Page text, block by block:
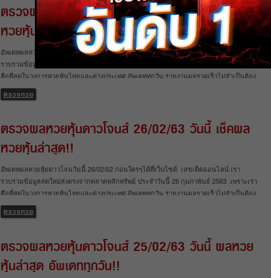
ตรวจผลหวยหุ้นดาวโจนส์ 27/02/63 วันนี้ เช็คผล
หวยหุ้นล่าสุด!!
อัพเดทผลหวยหุ้ยดาวโจนวันนี้ 27/02/62 ก่อนใครๆได้ที่เว็บไซต์ เลขเด็ดออนไลน์ เรา
รวบรวมข้อมูลสดใหม่ส่งตรงจากตลาดหลักทรัพย์ ประจำวันนี้ 27 กุมภาพันธ์ 2563 เพราะเรา
คือที่สุดในวงการหวยหุ้นไทยและต่างประเทศ อัพเดททุกวัน รายงานผลรวดเร็วไม่จำเป็นต้อง
รอนานอีกต่อไป ตรวจผลหวยหุ้นดาวโจนส์ 27/02/63 วันนี้ เช็คผลหวยหุ้นล่าสุด!! นอกจากจะ
มีการอัพเดทผลหวยหุ้นดาวโจนส์ให้ดูกันแล้ว เรายังได้อัพเดทผลหวยมากมายทั้งหวยหุ้นไทย
หวยตัวจริงห้ามพลาด!! ผลหุ้นไทย 27/2/63 ตรวจผลหวยวันนี้ ผลหวยหุ้นจีนเช้า 26/2/63 งวด
ล่าสุด ผลหวยหุ้นจีนบ่าย 26/2/63 งวดล่าสุด สรุป เว็บเลขเด็ดออนไลน์ อัพเดตฟรีผลหวยหุ้นทุก
วันทราบผลก่อนใครแน่นอน สำหรับใครที่กำลังมองหาเว็บ ตรวจผลหวยหุ้นวันที่ 27/02/63 เรา
หวยหุ้นต่างประเทศอื่นๆ เพื่อใช้เป็นแนวทางในงวดถัดไปละก็ ห้ามพลาด รู้ผลหวยหุ้นไทยและ
ต่างประเทศก่อนใคร เลขเด็ดออนไลน์
ตรวจหวย
ตรวจผลหวยหุ้นดาวโจนส์ 26/02/63 วันนี้ เช็คผล
หวยหุ้นล่าสุด!!
อัพเดทผลหวยหุ้ยดาวโจนวันนี้ 26/02/62 ก่อนใครๆได้ที่เว็บไซต์ เลขเด็ดออนไลน์ เรา
รวบรวมข้อมูลสดใหม่ส่งตรงจากตลาดหลักทรัพย์ ประจำวันนี้ 26 กุมภาพันธ์ 2563 เพราะเรา
คือที่สุดในวงการหวยหุ้นไทยและต่างประเทศ อัพเดททุกวัน รายงานผลรวดเร็วไม่จำเป็นต้อง
รอนานอีกต่อไป ตรวจผลหวยหุ้นดาวโจนส์ 26/02/63 วันนี้ เช็คผลหวยหุ้นล่าสุด!! นอกจากจะ
มีการอัพเดทผลหวยหุ้นดาวโจนส์ให้ดูกันแล้ว เรายังได้อัพเดทผลหวยมากมายทั้งหวยหุ้นไทย
หวยตัวจริงห้ามพลาด!! ผลหุ้นไทย 26/2/63 ตรวจผลหวยวันนี้ ผลหวยหุ้นจีนเช้า 25/2/63 งวด
ล่าสุด ผลหวยหุ้นจีนบ่าย 25/2/63 งวดล่าสุด สรุป เว็บเลขเด็ดออนไลน์ อัพเดตฟรีผลหวยหุ้นทุก
วันทราบผลก่อนใครแน่นอน สำหรับใครที่กำลังมองหาเว็บ ตรวจผลหวยหุ้นวันที่ 26/02/63 เรา
ตรวจหวย
ตรวจผลหวยหุ้นดาวโจนส์ 25/02/63 วันนี้ ผลหวย
หุ้นล่าสุด อัพเดททุกวัน!!